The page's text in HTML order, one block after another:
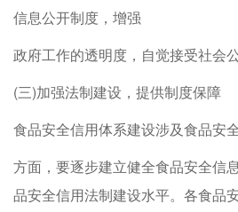
信息公开制度，增强
政府工作的透明度，自觉接受社会公
(三)加强法制建设，提供制度保障
食品安全信用体系建设涉及食品安
方面，要逐步建立健全食品安全信
品安全信用法制建设水平。各食品